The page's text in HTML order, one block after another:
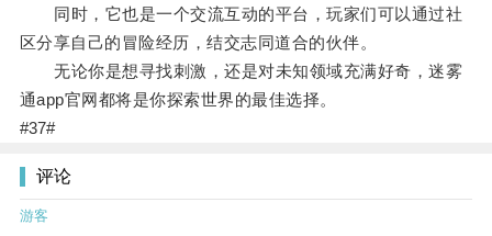
同时，它也是一个交流互动的平台，玩家们可以通过社
区分享自己的冒险经历，结交志同道合的伙伴。
无论你是想寻找刺激，还是对未知领域充满好奇，迷雾
通app官网都将是你探索世界的最佳选择。
#37#
评论
游客